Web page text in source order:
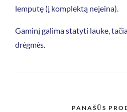
lemputę (į komplektą neįeina).
Gaminį galima statyti lauke,
drėgmės.
PANAŠŪS